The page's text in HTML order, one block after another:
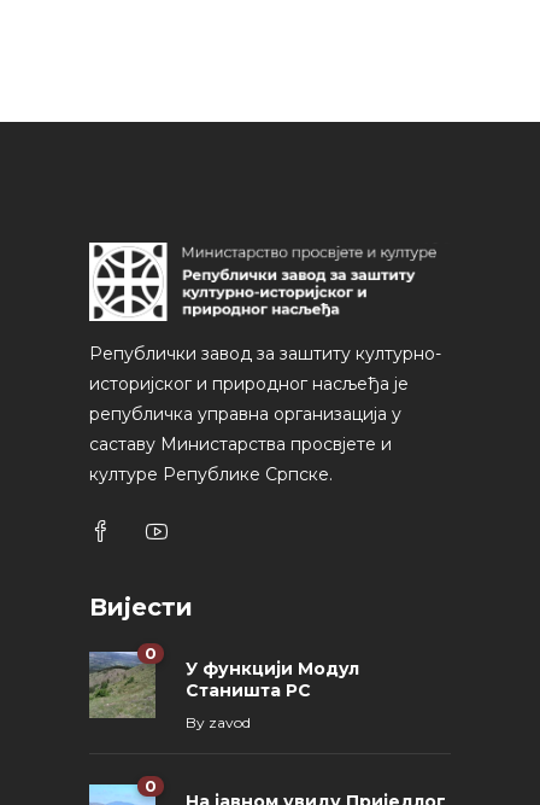
Републички завод за заштиту културно-
историјског и природног насљеђа је
републичка управна организација у
саставу Министарства просвјете и
културе Републике Српске.
Вијести
0
У функцији Модул
Станишта РС
By zavod
0